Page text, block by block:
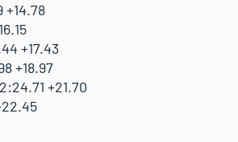
+14.78
+17.43
+18.97
+21.70